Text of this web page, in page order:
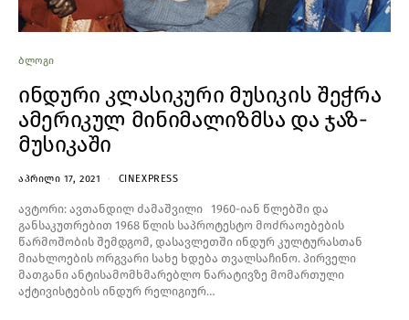
ᲑᲚᲝᲒᲘ
ინდური კლასიკური მუსიკის შეჭრა
ამერიკულ მინიმალიზმსა და ჯაზ-
მუსიკაში
ᲐᲞᲠᲘᲚᲘ 17, 2021 CINEXPRESS
ავტორი: ავთანდილ ძამაშვილი 1960-იან წლებში და
განსაკუთრებით 1968 წლის საპროტესტო მოძრაოებების
წარმოშობის შემდგომ, დასავლეთში ინდურ კულტურასთან
მიახლოების ორგვარი სახე ხდება თვალსაჩინო. პირველი
მათგანი ანტისამომხმარებლო ნარატივზე მომართული
აქტივისტების ინდურ რელიგიურ…